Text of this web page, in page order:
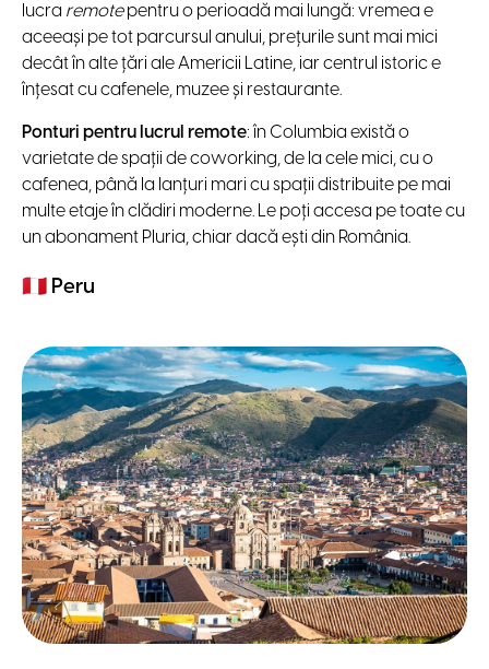
lucra remotepentru o perioadă mai lungă: vremea e
aceeași pe tot parcursul anului, prețurile sunt mai mici
decât în alte țări ale Americii Latine, iar centrul istoric e
înțesat cu cafenele, muzee și restaurante.
Ponturi pentru lucrul remote: în Columbia există o
varietate de spații de coworking, de la cele mici, cu o
cafenea, până la lanțuri mari cu spații distribuite pe mai
multe etaje în clădiri moderne. Le poți accesa pe toate cu
un abonament Pluria, chiar dacă ești din România.
Peru